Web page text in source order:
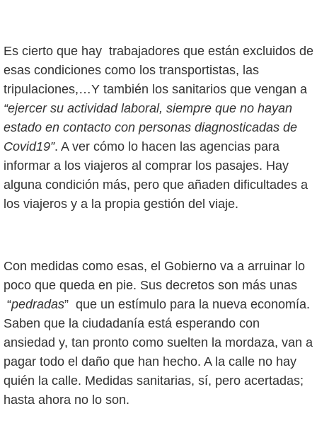
Es cierto que hay trabajadores que están excluidos de
esas condiciones como los transportistas, las
tripulaciones,…Y también los sanitarios que vengan a
“ejercer su actividad laboral, siempre que no hayan
estado en contacto con personas diagnosticadas de
Covid19”. A ver cómo lo hacen las agencias para
informar a los viajeros al comprar los pasajes. Hay
alguna condición más, pero que añaden dificultades a
los viajeros y a la propia gestión del viaje.
Con medidas como esas, el Gobierno va a arruinar lo
poco que queda en pie. Sus decretos son más unas
“pedradas” que un estímulo para la nueva economía.
Saben que la ciudadanía está esperando con
ansiedad y, tan pronto como suelten la mordaza, van a
pagar todo el daño que han hecho. A la calle no hay
quién la calle. Medidas sanitarias, sí, pero acertadas;
hasta ahora no lo son.